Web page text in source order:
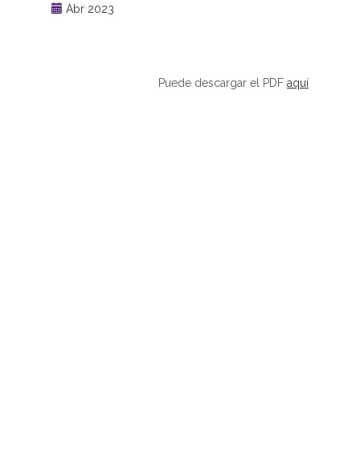
Abr 2023
Puede descargar el PDF aquí